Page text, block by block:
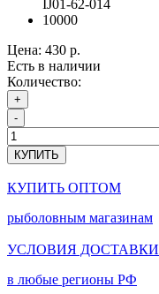
IJ01-62-014
10000
Цена: 430 р.
Есть в наличии
Количество:
+
-
КУПИТЬ
КУПИТЬ ОПТОМ
рыболовным магазинам
УСЛОВИЯ ДОСТАВКИ
в любые регионы РФ